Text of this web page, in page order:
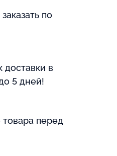
по
доставки в
5 дней!
перед